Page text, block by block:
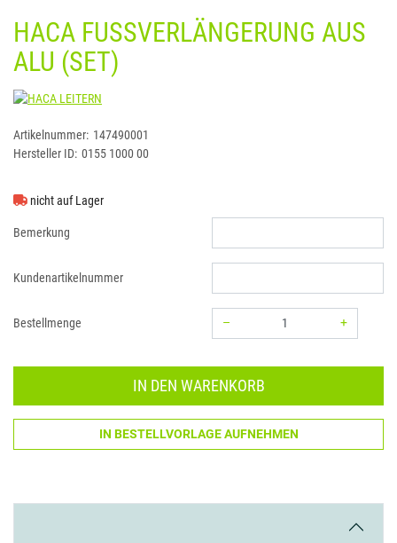
HACA FUSSVERLÄNGERUNG AUS A
LU (SET)
Artikelnummer: 147490001
Hersteller ID: 0155 1000 00
nicht auf Lager
Bemerkung
Kundenartikelnummer
Bestellmenge –
+
IN DEN WARENKORB
IN BESTELLVORLAGE AUFNEHMEN